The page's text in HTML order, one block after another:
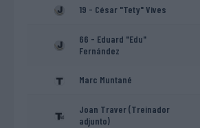
19 - César "Tety" Vives
66 - Eduard "Edu"
Fernández
Marc Muntané
Joan Traver (Treinador
adjunto)